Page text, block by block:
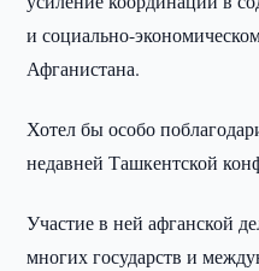
и социально-
Афганистана.
Хотел бы особо
недавней Ташкентской
Участие в ней афганской
многих государств и